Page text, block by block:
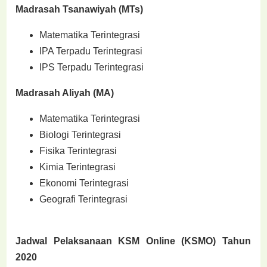
Madrasah Tsanawiyah (MTs)
Matematika Terintegrasi
IPA Terpadu Terintegrasi
IPS Terpadu Terintegrasi
Madrasah Aliyah (MA)
Matematika Terintegrasi
Biologi Terintegrasi
Fisika Terintegrasi
Kimia Terintegrasi
Ekonomi Terintegrasi
Geografi Terintegrasi
Jadwal Pelaksanaan KSM Online (KSMO) Tahun
2020